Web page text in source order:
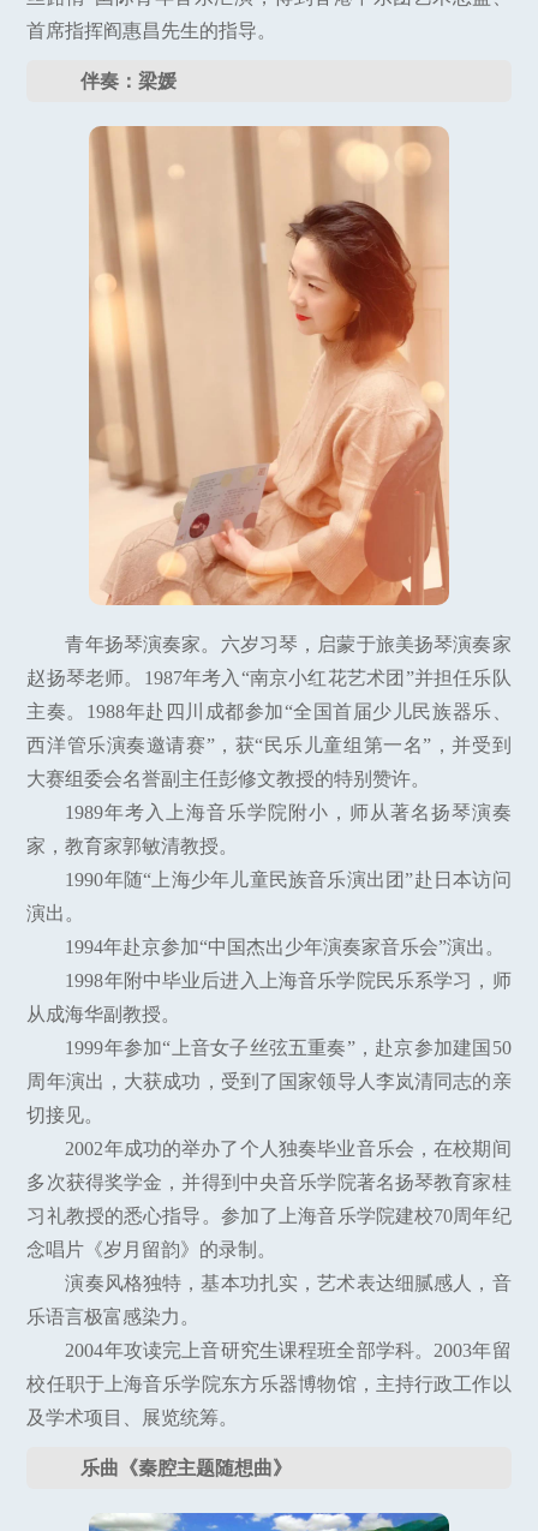
首席指挥阎惠昌先生的指导。
伴奏：梁媛
青年扬琴演奏家。六岁习琴，启蒙于旅美扬琴演奏家
赵扬琴老师。1987年考入“南京小红花艺术团”并担任乐队
主奏。1988年赴四川成都参加“全国首届少儿民族器乐、
西洋管乐演奏邀请赛”，获“民乐儿童组第一名”，并受到
大赛组委会名誉副主任彭修文教授的特别赞许。
1989年考入上海音乐学院附小，师从著名扬琴演奏
家，教育家郭敏清教授。
1990年随“上海少年儿童民族音乐演出团”赴日本访问
演出。
1994年赴京参加“中国杰出少年演奏家音乐会”演出。
1998年附中毕业后进入上海音乐学院民乐系学习，师
从成海华副教授。
1999年参加“上音女子丝弦五重奏”，赴京参加建国50
周年演出，大获成功，受到了国家领导人李岚清同志的亲
切接见。
2002年成功的举办了个人独奏毕业音乐会，在校期间
多次获得奖学金，并得到中央音乐学院著名扬琴教育家桂
习礼教授的悉心指导。参加了上海音乐学院建校70周年纪
念唱片《岁月留韵》的录制。
演奏风格独特，基本功扎实，艺术表达细腻感人，音
乐语言极富感染力。
2004年攻读完上音研究生课程班全部学科。2003年留
校任职于上海音乐学院东方乐器博物馆，主持行政工作以
及学术项目、展览统筹。
乐曲《秦腔主题随想曲》